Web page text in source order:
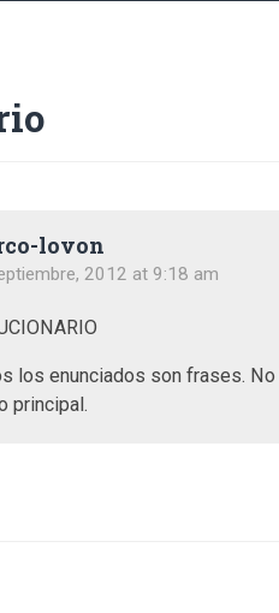
lovon
2012 at 9:18 am
los enunciados son frases.
principal.